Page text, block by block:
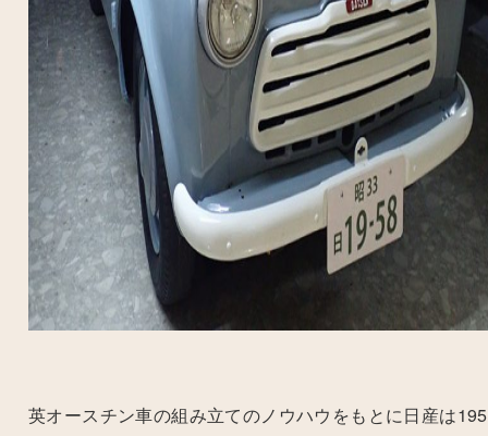
英オースチン車の組み立てのノウハウをもとに日産は